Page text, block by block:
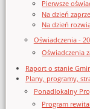
Pierwsze
Na dzień
Na dzień
Oświadczenia -
Oświadczenia
Raport o stanie
Plany, programy,
Ponadlokalny
Program